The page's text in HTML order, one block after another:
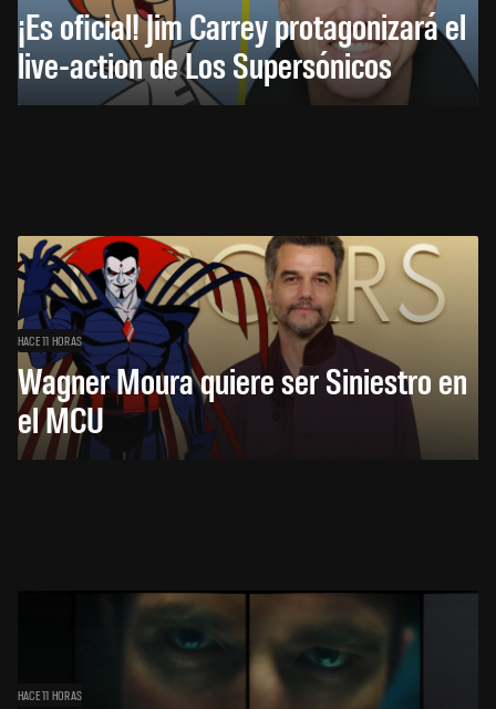
¡Es oficial! Jim Carrey protagonizará el
live-action de Los Supersónicos
HACE 11 HORAS
Wagner Moura quiere ser Siniestro en
el MCU
HACE 11 HORAS